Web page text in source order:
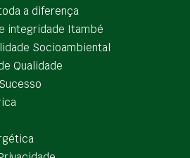
a diferença
integridade Itambé
Socioambiental
Qualidade